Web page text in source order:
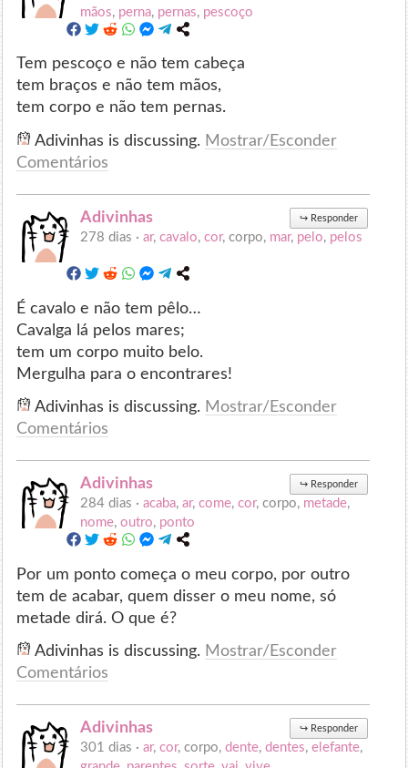
mãos, perna, pernas, pescoço
Tem pescoço e não tem cabeça
tem braços e não tem mãos,
tem corpo e não tem pernas.
Adivinhas is discussing. Mostrar/Esconder
Comentários
Adivinhas ↪ Responder
278 dias ·ar,cavalo,cor, corpo, mar, pelo, pelos
É cavalo e não tem pêlo…
Cavalga lá pelos mares;
tem um corpo muito belo.
Mergulha para o encontrares!
Adivinhas is discussing. Mostrar/Esconder
Comentários
Adivinhas ↪ Responder
284 dias ·acaba,ar,come,cor, corpo, metade,
nome,outro, ponto
Por um ponto começa o meu corpo, por outro
tem de acabar, quem disser o meu nome, só
metade dirá. O que é?
Adivinhas is discussing. Mostrar/Esconder
Comentários
Adivinhas ↪ Responder
301 dias ·ar,cor, corpo,dente,dentes,elefante,